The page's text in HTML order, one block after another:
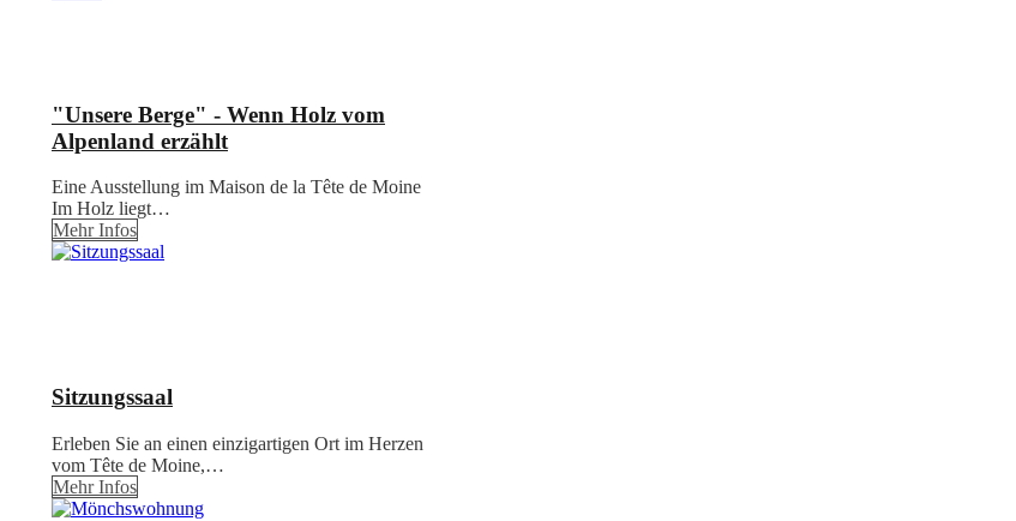
"Unsere Berge" - Wenn Holz vom
Alpenland erzählt
Eine Ausstellung im Maison de la Tête de Moine
Im Holz liegt…
Mehr Infos
Sitzungssaal
Erleben Sie an einen einzigartigen Ort im Herzen
vom Tête de Moine,…
Mehr Infos